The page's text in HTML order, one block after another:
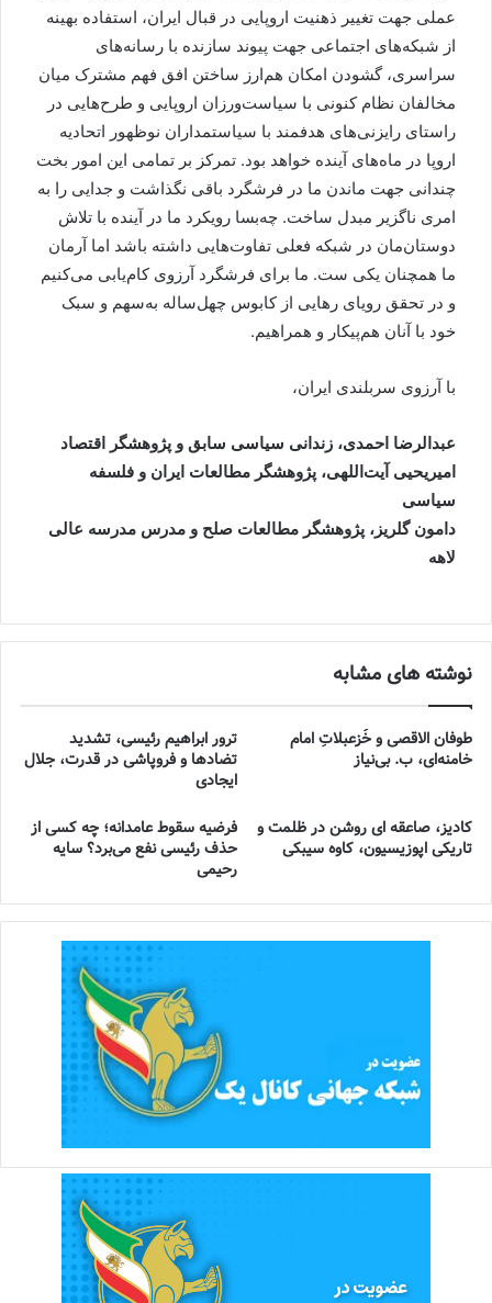
عملی جهت تغییر ذهنیت اروپایی در قبال ایران، استفاده بهینه
از شبکه‌های اجتماعی جهت پیوند سازنده با رسانه‌های
سراسری، گشودن امکان هم‌ارز ساختن افق فهم مشترک میان
مخالفان نظام کنونی با سیاست‌ورزان اروپایی و طرح‌هایی در
راستای رایزنی‌های هدفمند با سیاستمداران نوظهور اتحادیه
اروپا در ماه‌های آینده خواهد بود. تمرکز بر تمامی این امور بخت
چندانی جهت ماندن ما در فرشگرد باقی نگذاشت و جدایی را به
امری ناگزیر مبدل ساخت. چه‌بسا رویکرد ما در آینده با تلاش
دوستان‌مان در شبکه فعلی تفاوت‌هایی داشته باشد اما آرمان
ما همچنان یکی ست. ما برای فرشگرد آرزوی کام‌یابی می‌کنیم
و در تحقق رویای رهایی از کابوس چهل‌ساله به‌سهم و سبک
خود با آنان هم‌پیکار و همراهیم.
با آرزوی سربلندی ایران،
عبدالرضا احمدی، زندانی سیاسی سابق و پژوهشگر اقتصاد
امیریحیی آیت‌اللهی، پژوهشگر مطالعات ایران و فلسفه
سیاسی
دامون گلریز، پژوهشگر مطالعات صلح و مدرس مدرسه عالی
لاهه
نوشته های مشابه
طوفان الاقصی و خُزعبلاتِ امام
خامنه‌ای، ب. بی‌نیاز
ترور ابراهیم رئیسی، تشدید
تضادها و فروپاشی در قدرت، جلال
ایجادی
کادیز، صاعقه ای روشن در ظلمت و
تاریکی اپوزیسیون، کاوه سیبکی
فرضیه سقوط عامدانه؛ چه کسی از
حذف رئیسی نفع می‌برد؟ سایه
رحیمی